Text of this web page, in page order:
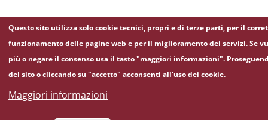
Questo sito utilizza solo cookie tecnici, propri e di terze parti, per il
funzionamento delle pagine web e per il miglioramento dei servizi. Se
più o negare il consenso usa il tasto "maggiori informazioni".
del sito o cliccando su "accetto" acconsenti all'uso dei cookie.
Maggiori informazioni